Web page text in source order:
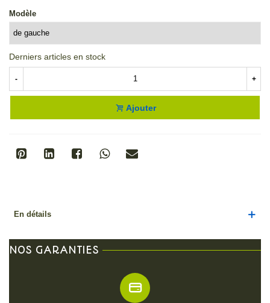
Modèle
Derniers articles en stock
- +
Ajouter
En détails
NOS GARANTIES